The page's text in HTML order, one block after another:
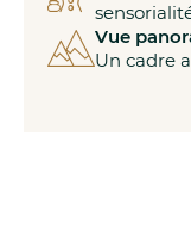
Vue
Un cadre